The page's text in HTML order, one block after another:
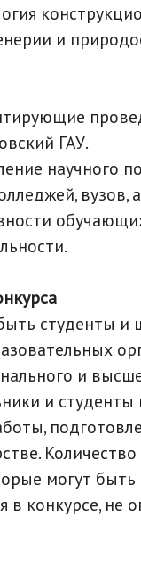
и
ГАУ.
научного
вузов,
студенты и
и
и
могут
конкурсе, не